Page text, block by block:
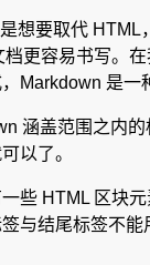
想要取代
档更容易书写。
Markdown 是一
涵盖范围之内
以了。
一些 HTML 区块
与结尾标签不